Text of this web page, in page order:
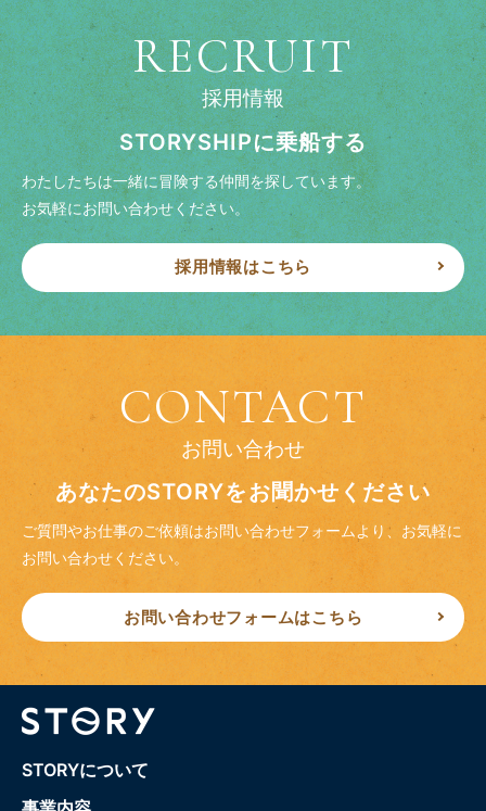
RECRUIT
採用情報
STORYSHIPに乗船する
わたしたちは一緒に冒険する仲間を探しています。
お気軽にお問い合わせください。
採用情報はこちら
CONTACT
お問い合わせ
あなたのSTORYをお聞かせください
ご質問やお仕事のご依頼はお問い合わせフォームより、 お気軽に
お問い合わせください。
お問い合わせフォームはこちら
STORYについて